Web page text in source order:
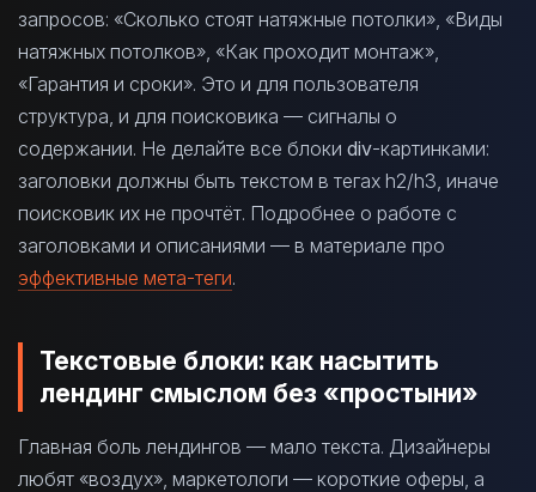
запросов: «Сколько стоят натяжные потолки», «Виды
натяжных потолков», «Как проходит монтаж»,
«Гарантия и сроки». Это и для пользователя
структура, и для поисковика — сигналы о
содержании. Не делайте все блоки div-картинками:
заголовки должны быть текстом в тегах h2/h3, иначе
поисковик их не прочтёт. Подробнее о работе с
заголовками и описаниями — в материале про
эффективные мета-теги.
Текстовые блоки: как насытить
лендинг смыслом без «простыни»
Главная боль лендингов — мало текста. Дизайнеры
любят «воздух», маркетологи — короткие оферы, а